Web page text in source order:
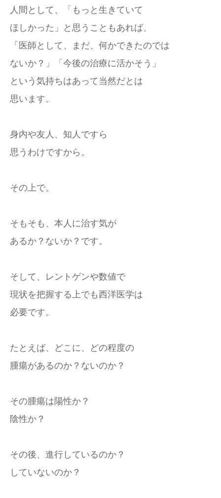
人間として、「もっと生きていて
ほしかった」と思うこともあれば、
「医師として、まだ、何かできたのでは
ないか？」「今後の治療に活かそう」
という気持ちはあって当然だとは
思います。
身内や友人、知人ですら
思うわけですから。
その上で。
そもそも、本人に治す気が
あるか？ないか？です。
そして、レントゲンや数値で
現状を把握する上でも西洋医学は
必要です。
たとえば、どこに、どの程度の
腫瘍があるのか？ないのか？
その腫瘍は陽性か？
陰性か？
その後、進行しているのか？
していないのか？